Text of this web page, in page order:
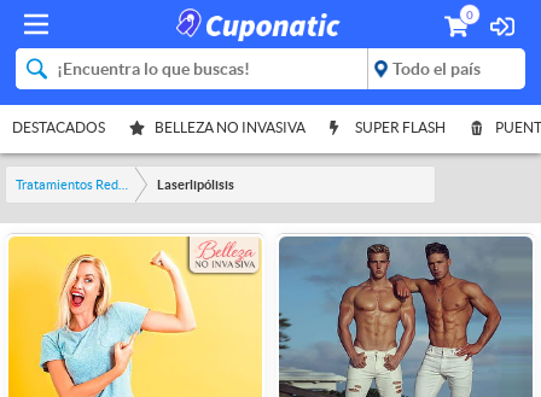
0
DESTACADOS BELLEZA NO INVASIVA SUPER FLASH
Laserlipólisis